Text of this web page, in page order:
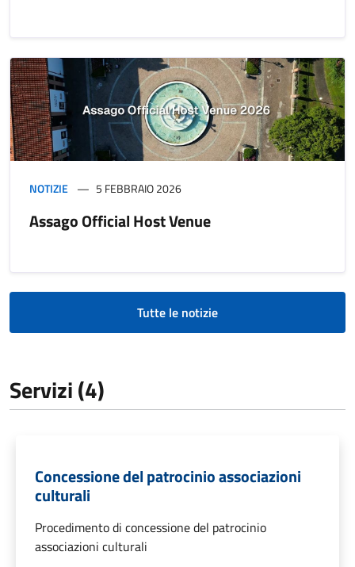
NOTIZIE 5 FEBBRAIO 2026
Assago Official Host Venue
Tutte le notizie
Servizi (4)
Concessione del patrocinio associazioni
culturali
Procedimento di concessione del patrocinio
associazioni culturali